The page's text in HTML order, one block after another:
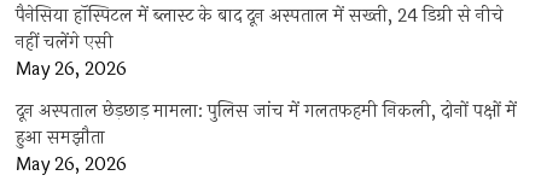
पैनेसिया हॉस्पिटल में ब्लास्ट के बाद दून अस्पताल में सख्ती, 24 डिग्री से नीचे
नहीं चलेंगे एसी
May 26, 2026
दून अस्पताल छेड़छाड़ मामला: पुलिस जांच में गलतफहमी निकली, दोनों पक्षों में
हुआ समझौता
May 26, 2026